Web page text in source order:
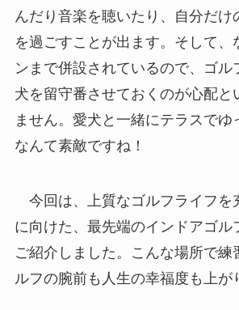
んだり音楽を聴いたり、自分だけ
を過ごすことが出ます。そして、
ンまで併設されているので、ゴル
犬を留守番させておくのが心配と
ません。愛犬と一緒にテラスでゆ
なんて素敵ですね！
今回は、上質なゴルフライフを
に向けた、最先端のインドアゴル
ご紹介しました。こんな場所で練
ルフの腕前も人生の幸福度も上が